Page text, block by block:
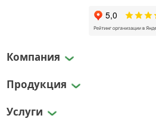
Компания
Продукция
Услуги